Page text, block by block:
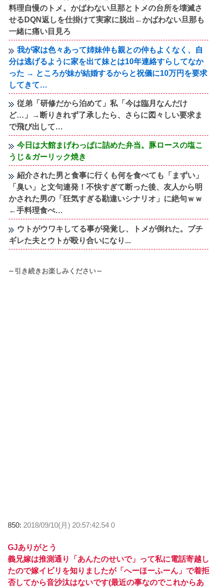
料理自慢のトメ。かばわない旦那とトメの台所を壊滅さ
せるDQN返しを仕掛けて実家に脱出←かばわない旦那も
一緒に痛い目見ろ
我が家は色々あって姉妹仲も親との仲もよくなく、自
分は逃げるように家を出て妹とは10年連絡すらしてなか
った → ところが妹が結婚するからと祝儀に10万円を要求
してきて…
従弟「研修だから泊めて」私「今は臨月なんだけ
ど…」→断りきれず了承したら、さらに図々しい要求ま
で飛び出して…
今日は大館まげわっぱに詰めた弁当。豚ロースの塩こ
うじ＆ガーリック焼き
紹介された男と食事に行くも何を食べても「まずい」
「臭い」と文句連発！不快すぎて断った後、友人から明
かされた男の「狂気すぎる勘違いシナリオ」に絶句ｗｗ
←手料理食べ…
ウトがウワキしてる事が発覚し、トメが倒れた。ブチ
ギレた夫とウトが殴り合いになり...
～引き続きお楽しみください～
850: 2018/09/10(月) 20:57:42.54 0
GJありがとう
義兄嫁は推測通り「あんたのせいで」って私に電話寄越し
たので嫁イビリを知りましたが「へーほーふーん」で着拒
否してから音沙汰はないです(最近の事なのでこれからあ